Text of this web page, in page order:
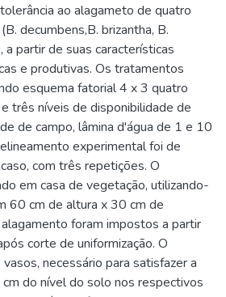
ao alagameto de quatro
decumbens,B. brizantha, B.
a partir de suas características
e produtivas. Os tratamentos
esquema fatorial 4 x 3 quatro
três níveis de disponibilidade de
de campo, lâmina d'água de 1 e 10
experimental foi de
com três repetições. O
em casa de vegetação, utilizando-
60 cm de altura x 30 cm de
foram impostos a partir
corte de uniformização. O
necessário para satisfazer a
do nível do solo nos respectivos